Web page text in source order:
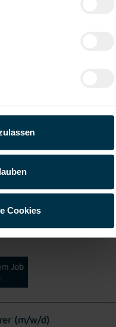
Cookies
Ganze (m/w/d)
Job
(m/w/d)